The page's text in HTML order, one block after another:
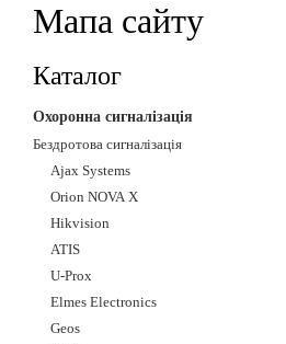
Мапа сайту
Каталог
Охоронна сигналізація
Бездротова сигналізація
Ajax Systems
Orion NOVA X
Hikvision
ATIS
U-Prox
Elmes Electronics
Geos